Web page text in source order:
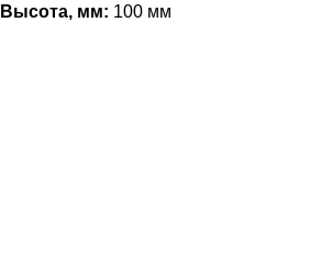
Высота, мм: 100 мм